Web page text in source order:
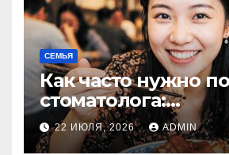
СЕМЬЯ
Как часто нужно
стоматолога:
рекомендации для
здоровья зубов
22 ИЮЛЯ, 2026 ADMIN